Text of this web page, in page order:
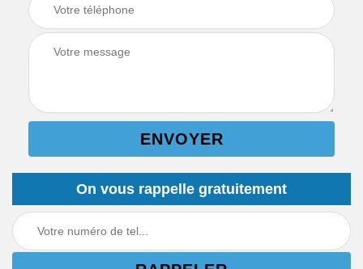
On vous rappelle gratuitement